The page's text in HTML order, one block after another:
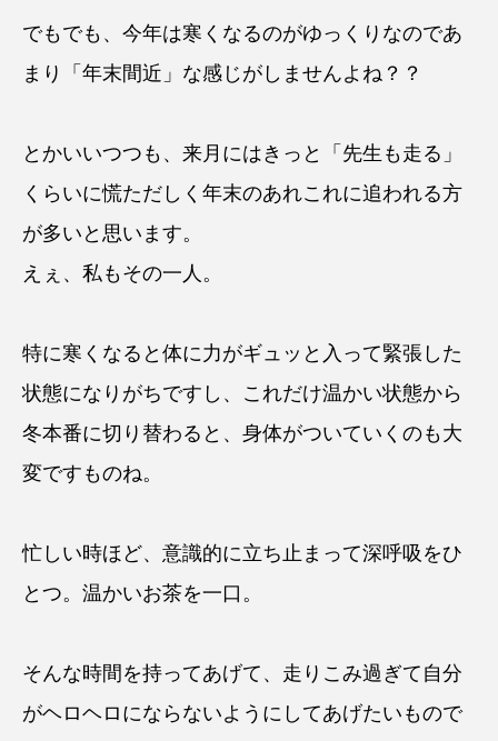
でもでも、今年は寒くなるのがゆっくりなのであ
まり「年末間近」な感じがしませんよね？？
とかいいつつも、来月にはきっと「先生も走る」
くらいに慌ただしく年末のあれこれに追われる方
が多いと思います。
えぇ、私もその一人。
特に寒くなると体に力がギュッと入って緊張した
状態になりがちですし、これだけ温かい状態から
冬本番に切り替わると、身体がついていくのも大
変ですものね。
忙しい時ほど、意識的に立ち止まって深呼吸をひ
とつ。温かいお茶を一口。
そんな時間を持ってあげて、走りこみ過ぎて自分
がヘロヘロにならないようにしてあげたいもので